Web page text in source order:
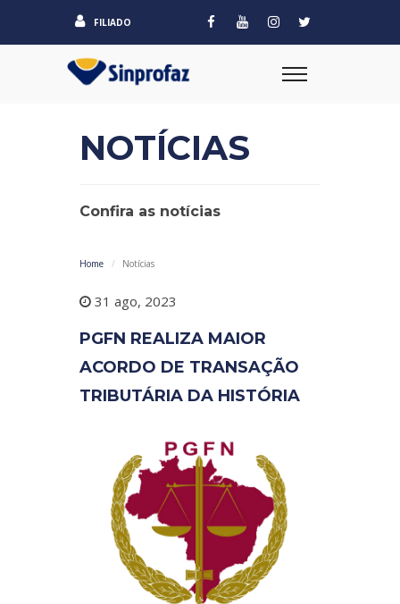
FILIADO
NOTÍCIAS
Confira as notícias
Home Notícias
31 ago, 2023
PGFN REALIZA MAIOR
ACORDO DE TRANSAÇÃO
TRIBUTÁRIA DA HISTÓRIA